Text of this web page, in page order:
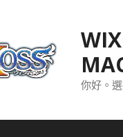
你好。